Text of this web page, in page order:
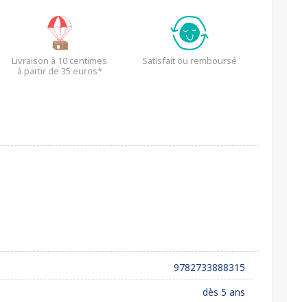
Livraison à 10 centimes
à partir de 35 euros*
Satisfait ou remboursé
9782733888315
dès 5 ans